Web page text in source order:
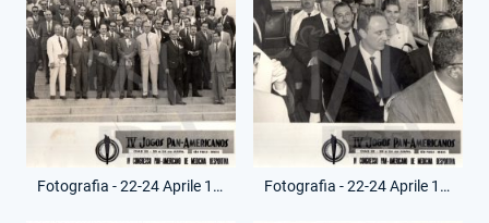
Fotografia - 22-24 Aprile 1963 - Giochi Paramericani San Paolo - Renato Ziaco Fotografia - 22-24 Aprile 1963 - Giochi Paramericani San Paolo - Renato Ziaco